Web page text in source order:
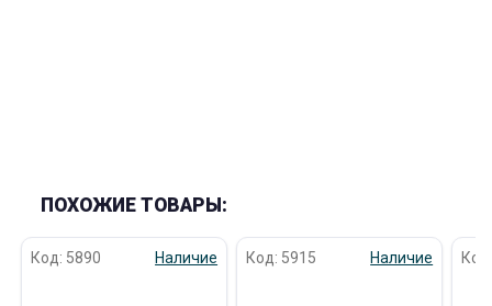
ПОХОЖИЕ ТОВАРЫ:
Код: 5890 Наличие Код: 5915 Наличие